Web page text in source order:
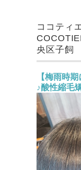
ココティ
央区子飼
【梅雨時
♪酸性縮毛